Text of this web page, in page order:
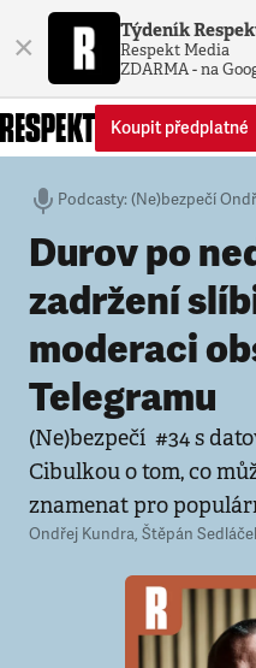
× Týdeník
Respekt Media
ZDARMA - na
Koupit předplatné
Podcasty: (Ne)bezpečí
Durov po
zadržení
moderaci
Telegramu
(Ne)bezpečí #34 s
Cibulkou o tom, co
znamenat pro
Ondřej Kundra, Štěpán